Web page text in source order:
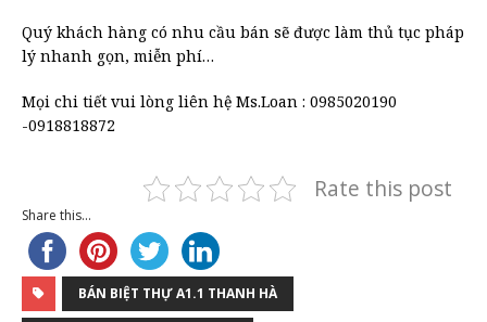
Quý khách hàng có nhu cầu bán sẽ được làm thủ tục pháp
lý nhanh gọn, miễn phí…
Mọi chi tiết vui lòng liên hệ Ms.Loan : 0985020190
-0918818872
Rate this post
Share this...
BÁN BIỆT THỰ A1.1 THANH HÀ